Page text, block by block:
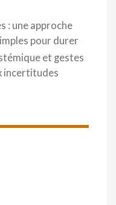
: une approche
pour durer
et gestes
incertitudes